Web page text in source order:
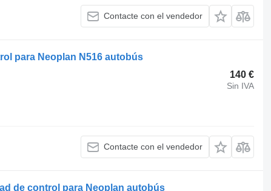
Contacte con el vendedor
para Neoplan N516 autobús
140 €
Sin IVA
Contacte con el vendedor
de control para Neoplan autobús